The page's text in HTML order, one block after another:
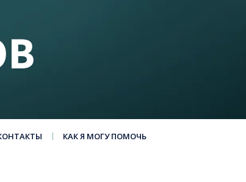
КАК Я МОГУ ПОМОЧЬ